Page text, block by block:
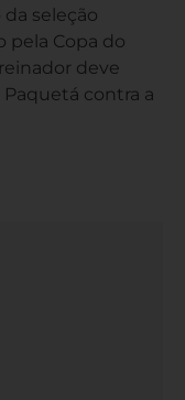
seleção
pela Copa do
deve
contra a